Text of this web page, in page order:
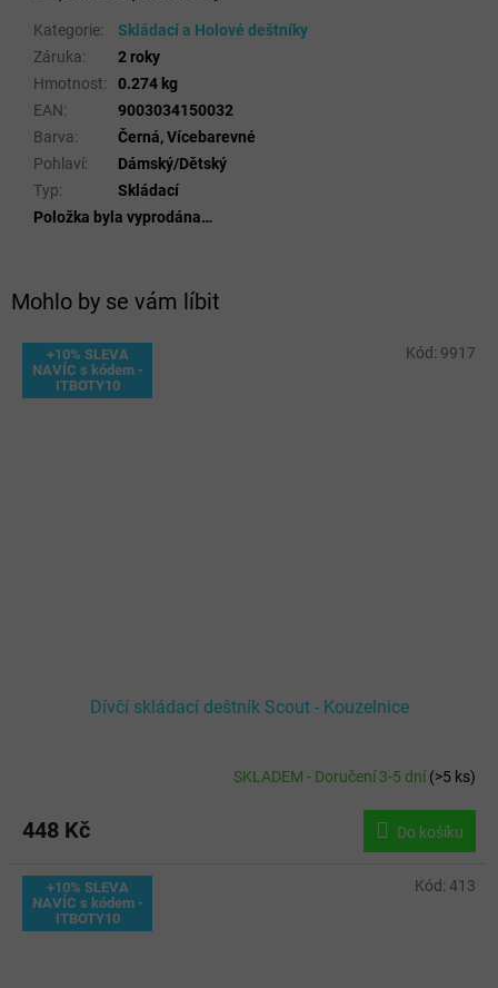
Mohlo by se vám líbit
+10% SLEVA
NAVÍC s kódem -
ITBOTY10
Dívčí skládací deštník Scout - Kouzelnice
SKLADEM - Doručení 3-5 dní(>5 ks)
448 Kč Do košíku
Kód: 9917
+10% SLEVA
NAVÍC s kódem -
ITBOTY10
Kód: 413
Kategorie:
Skládací a Holové deštníky
Záruka:
2 roky
Hmotnost:
0.274 kg
EAN:
9003034150032
Barva:
Černá, Vícebarevné
Pohlaví:
Dámský/Dětský
Typ:
Skládací
Položka byla vyprodána…